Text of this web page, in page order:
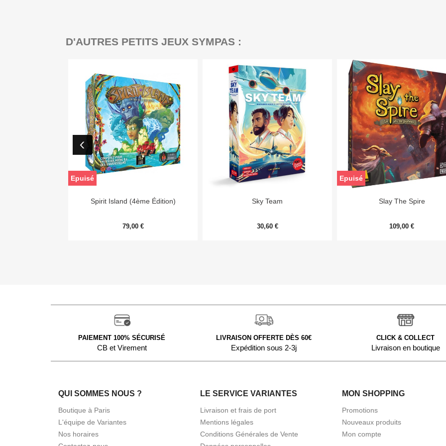
D'AUTRES PETITS JEUX SYMPAS :
Aperçu rapide
Spirit Island (4ème Édition)
79,00 €
Epuisé
Aperçu rapide
Sky Team
30,60 €
Aperçu rapide
Slay The Spire
109,00 €
Epuisé
PAIEMENT 100% SÉCURISÉ
CB et Virement
LIVRAISON OFFERTE DÈS 60€
Expédition sous 2-3j
CLICK & COLLECT
Livraison en boutique
QUI SOMMES NOUS ?
Boutique à Paris
L'équipe de Variantes
Nos horaires
LE SERVICE VARIANTES
Livraison et frais de port
Mentions légales
Conditions Générales de Vente
MON SHOPPING
Promotions
Nouveaux produits
Mon compte